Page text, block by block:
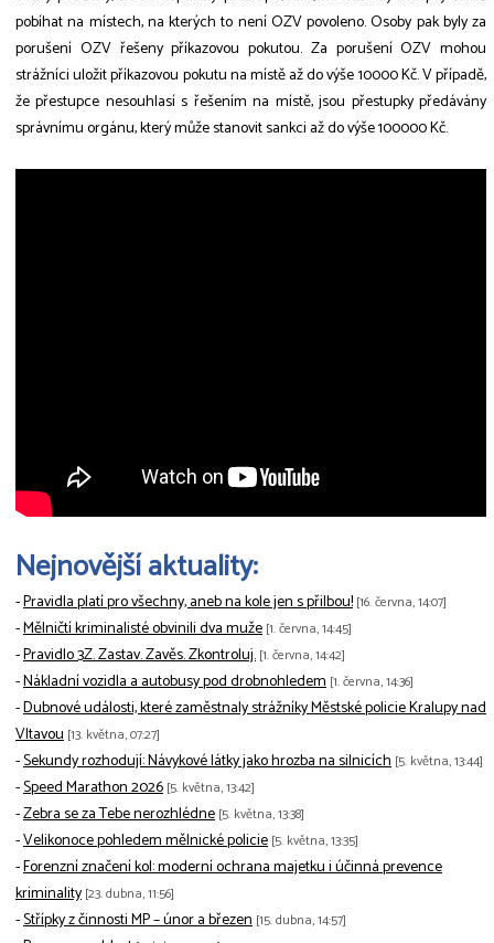
pobíhat na místech, na kterých to není OZV povoleno. Osoby pak byly za
porušení OZV řešeny příkazovou pokutou. Za porušení OZV mohou
strážníci uložit příkazovou pokutu na místě až do výše 10000 Kč. V případě,
že přestupce nesouhlasí s řešením na místě, jsou přestupky předávány
správnímu orgánu, který může stanovit sankci až do výše 100000 Kč.
Nejnovější aktuality:
-Pravidla platí pro všechny, aneb na kole jen s přilbou! [16. června, 14:07]
-Mělničtí kriminalisté obvinili dva muže [1. června, 14:45]
-Pravidlo 3Z. Zastav. Zavěs. Zkontroluj. [1. června, 14:42]
-Nákladní vozidla a autobusy pod drobnohledem [1. června, 14:36]
-Dubnové události, které zaměstnaly strážníky Městské policie Kralupy nad
Vltavou [13. května, 07:27]
-Sekundy rozhodují: Návykové látky jako hrozba na silnicích [5. května, 13:44]
-Speed Marathon 2026 [5. května, 13:42]
-Zebra se za Tebe nerozhlédne [5. května, 13:38]
-Velikonoce pohledem mělnické policie [5. května, 13:35]
-Forenzní značení kol: moderní ochrana majetku i účinná prevence
kriminality [23. dubna, 11:56]
-Střípky z činnosti MP – únor a březen [15. dubna, 14:57]